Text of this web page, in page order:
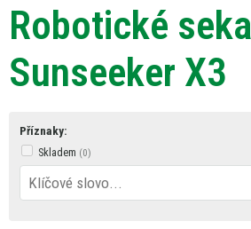
Robotické
Sunseeker X3
Příznaky:
Skladem